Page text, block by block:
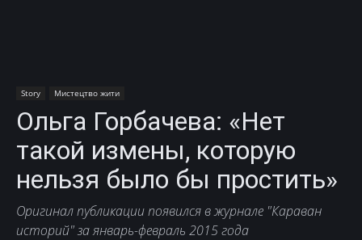
Story Мистецтво жити
Ольга Горбачева: «Нет
такой измены, которую
нельзя было бы простить»
Оригинал публикации появился в журнале "Караван
историй" за январь-февраль 2015 года